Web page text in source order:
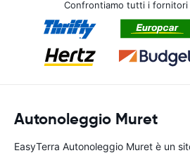
Confrontiamo tutti i fornitori
Autonoleggio Muret
EasyTerra Autonoleggio Muret è un